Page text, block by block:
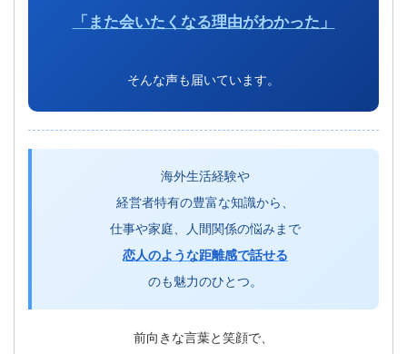
「また会いたくなる理由がわかった」
そんな声も届いています。
海外生活経験や
経営者特有の豊富な知識から、
仕事や家庭、人間関係の悩みまで
恋人のような距離感で話せる
のも魅力のひとつ。
前向きな言葉と笑顔で、